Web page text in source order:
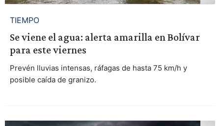
TIEMPO
Se viene el agua: alerta amarilla en Bolívar
para este viernes
Prevén lluvias intensas, ráfagas de hasta 75 km/h y
posible caída de granizo.